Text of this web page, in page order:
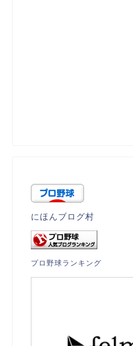
にほんブログ村
プロ野球ランキング